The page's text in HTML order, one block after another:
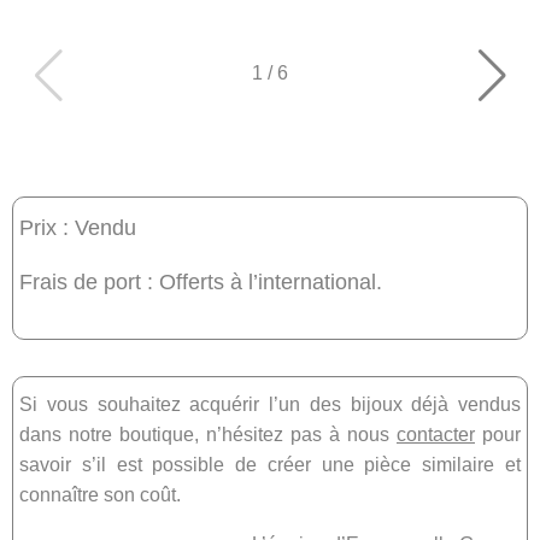
1 / 6
Prix : Vendu
Frais de port : Offerts à l’international.
Si vous souhaitez acquérir l’un des bijoux déjà vendus
dans notre boutique, n’hésitez pas à nous contacter pour
savoir s’il est possible de créer une pièce similaire et
connaître son coût.